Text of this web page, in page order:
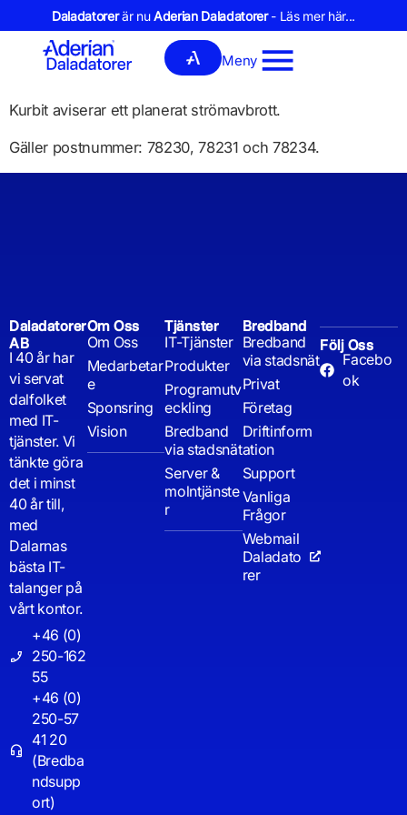
Daladatorerär nuAderian Daladatorer- Läs mer här...
Meny
Kurbit aviserar ett planerat strömavbrott.
Gäller postnummer: 78230, 78231 och 78234.
Daladatorer
AB
I 40 år har
vi servat
dalfolket
med IT-
tjänster. Vi
tänkte göra
det i minst
40 år till,
med
Dalarnas
bästa IT-
talanger på
vårt kontor.
+46 (0)
250-162
55
+46 (0)
250-57
41 20
(Bredba
ndsupp
ort)
Om Oss
Om Oss
Medarbetar
e
Sponsring
Vision
Tjänster
IT-Tjänster
Produkter
Programutv
eckling
Bredband
via stadsnät
Server &
molntjänste
r
Bredband
Bredband
via stadsnät
Privat
Företag
Driftinform
ation
Support
Vanliga
Frågor
Webmail
Daladato
rer
Följ Oss
Facebo
ok